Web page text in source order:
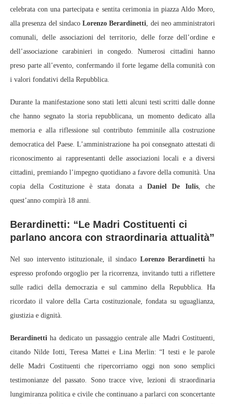
celebrata con una partecipata e sentita cerimonia in piazza Aldo Moro,
alla presenza del sindaco Lorenzo Berardinetti, dei neo amministratori
comunali, delle associazioni del territorio, delle forze dell’ordine e
dell’associazione carabinieri in congedo. Numerosi cittadini hanno
preso parte all’evento, confermando il forte legame della comunità con
i valori fondativi della Repubblica.
Durante la manifestazione sono stati letti alcuni testi scritti dalle donne
che hanno segnato la storia repubblicana, un momento dedicato alla
memoria e alla riflessione sul contributo femminile alla costruzione
democratica del Paese. L’amministrazione ha poi consegnato attestati di
riconoscimento ai rappresentanti delle associazioni locali e a diversi
cittadini, premiando l’impegno quotidiano a favore della comunità. Una
copia della Costituzione è stata donata aDaniel De Iulis, che
quest’anno compirà 18 anni.
Berardinetti: “Le Madri Costituenti ci
parlano ancora con straordinaria attualità”
Nel suo intervento istituzionale, il sindaco Lorenzo Berardinetti ha
espresso profondo orgoglio per la ricorrenza, invitando tutti a riflettere
sulle radici della democrazia e sul cammino della Repubblica. Ha
ricordato il valore della Carta costituzionale, fondata su uguaglianza,
giustizia e dignità.
Berardinetti ha dedicato un passaggio centrale alle Madri Costituenti,
citando Nilde Iotti, Teresa Mattei e Lina Merlin: “I testi e le parole
delle Madri Costituenti che ripercorriamo oggi non sono semplici
testimonianze del passato. Sono tracce vive, lezioni di straordinaria
lungimiranza politica e civile che continuano a parlarci con sconcertante